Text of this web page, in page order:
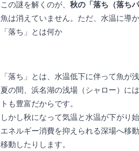
この謎を解くのが、 秋の「落ち（落ちパ
魚は消えていません。ただ、水温に導
「落ち」とは何か
「落ち」とは、水温低下に伴って魚が
夏の間、浜名湖の浅場（シャロー）に
トも豊富だからです。
しかし秋になって気温と水温が下がり
エネルギー消費を抑えられる深場へ移
移動したりします。